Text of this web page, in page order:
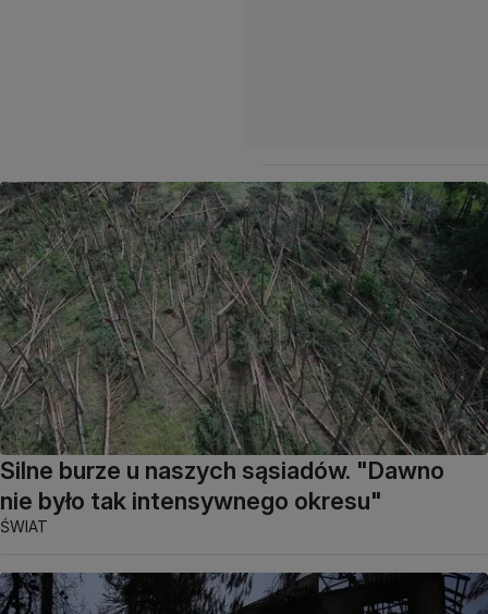
Silne burze u naszych sąsiadów. "Dawno
nie było tak intensywnego okresu"
ŚWIAT